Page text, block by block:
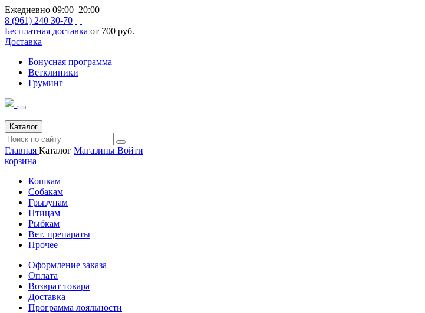
Ежедневно 09:00–20:00
8 (961) 240 30-70
Бесплатная доставка от 700 руб.
Доставка
Бонусная программа
Ветклиники
Груминг
Каталог
Главная Каталог Магазины Войти
корзина
Кошкам
Собакам
Грызунам
Птицам
Рыбкам
Вет. препараты
Прочее
Оформление заказа
Оплата
Возврат товара
Доставка
Программа лояльности